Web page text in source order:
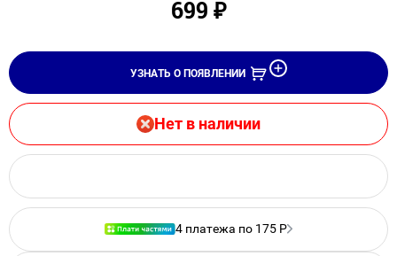
699 ₽
УЗНАТЬ О ПОЯВЛЕНИИ
Нет в наличии
4 платежа по 175 Р